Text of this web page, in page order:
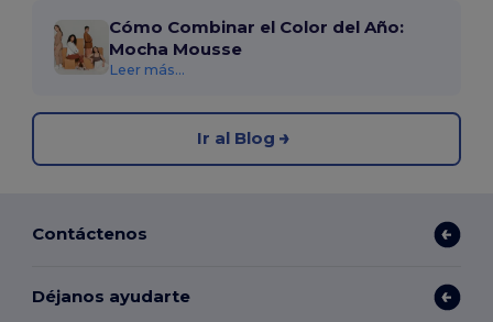
Cómo Combinar el Color del Año:
Mocha Mousse
Leer más...
Ir al Blog
Contáctenos
Déjanos ayudarte